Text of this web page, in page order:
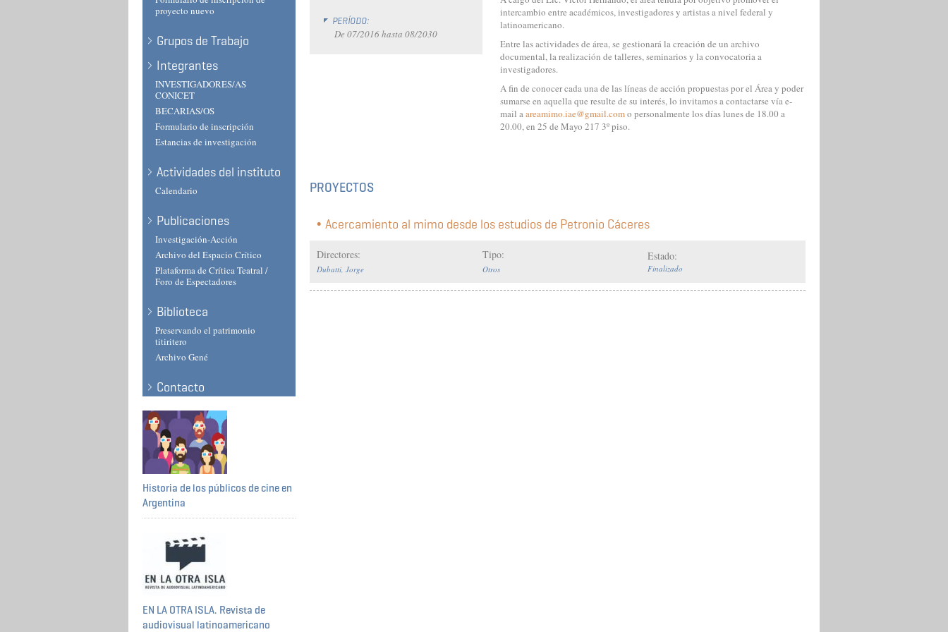
proyecto nuevo
Grupos de Trabajo
Integrantes
INVESTIGADORES/AS
CONICET
BECARIAS/OS
Formulario de inscripción
Estancias de investigación
Actividades del instituto
Calendario
Publicaciones
Investigación-Acción
Archivo del Espacio Crítico
Plataforma de Crítica Teatral /
Foro de Espectadores
Biblioteca
Preservando el patrimonio
titiritero
Archivo Gené
Contacto
Historia de los públicos de cine en
Argentina
EN LA OTRA ISLA. Revista de
audiovisual latinoamericano
intercambio entre académicos, investigadores y artistas a nivel federal y
latinoamericano.
Entre las actividades de área, se gestionará la creación de un archivo
documental, la realización de talleres, seminarios y la convocatoria a
investigadores.
A fin de conocer cada una de las líneas de acción propuestas por el Área y poder
sumarse en aquella que resulte de su interés, lo invitamos a contactarse vía e-
mail aareamimo.iae@gmail.como personalmente los días lunes de 18.00 a
20.00, en 25 de Mayo 217 3º piso.
PERÍODO:
De 07/2016 hasta 08/2030
PROYECTOS
Acercamiento al mimo desde los estudios de Petronio Cáceres
Directores:
Dubatti, Jorge
Tipo:
Otros
Estado:
Finalizado